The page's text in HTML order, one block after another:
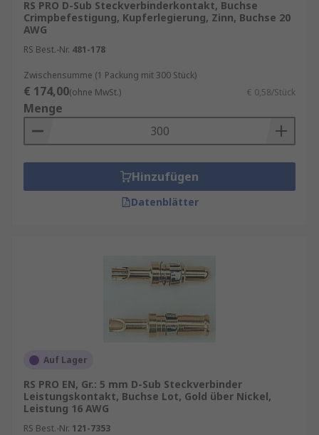
RS PRO D-Sub Steckverbinderkontakt, Buchse
Crimpbefestigung, Kupferlegierung, Zinn, Buchse 20
AWG
RS Best.-Nr. 481-178
Zwischensumme (1 Packung mit 300 Stück)
€ 174,00(ohne MwSt.) € 0,58/Stück
Menge
Hinzufügen
Datenblätter
Auf Lager
RS PRO EN, Gr.: 5 mm D-Sub Steckverbinder
Leistungskontakt, Buchse Lot, Gold über Nickel,
Leistung 16 AWG
RS Best.-Nr. 121-7353